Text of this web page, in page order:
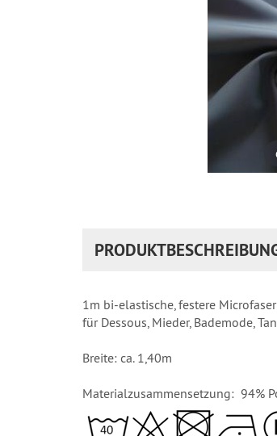
1m bi-elastische, festere
für Dessous, Mieder, Bademode,
Breite: ca. 1,40m
Materialzusammensetzung: 94%